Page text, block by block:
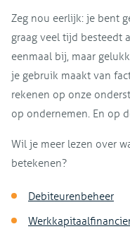
Zeg nou eerlijk: je bent
graag veel tijd besteedt
eenmaal bij, maar
je gebruik maakt van
rekenen op onze
op ondernemen. En op
Wil je meer lezen over
betekenen?
Debiteurenbeheer